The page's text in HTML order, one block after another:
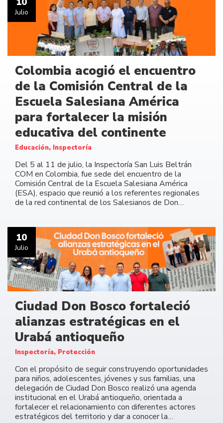
Julio
Colombia acogió el encuentro
de la Comisión Central de la
Escuela Salesiana América
para fortalecer la misión
educativa del continente
Educación, Inspectoría
Del 5 al 11 de julio, la Inspectoría San Luis Beltrán
COM en Colombia, fue sede del encuentro de la
Comisión Central de la Escuela Salesiana América
(ESA), espacio que reunió a los referentes regionales
de la red continental de los Salesianos de Don…
10
Julio
Ciudad Don Bosco fortaleció
alianzas estratégicas en el
Urabá antioqueño
Inspectoría, Protección
Con el propósito de seguir construyendo oportunidades
para niños, adolescentes, jóvenes y sus familias, una
delegación de Ciudad Don Bosco realizó una agenda
institucional en el Urabá antioqueño, orientada a
fortalecer el relacionamiento con diferentes actores
estratégicos del territorio y dar a conocer la…